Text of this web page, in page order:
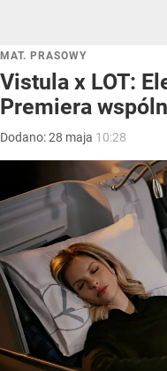
MAT. PRASOWY
Vistula x LOT:
Premiera
Dodano:28 maja 10:28